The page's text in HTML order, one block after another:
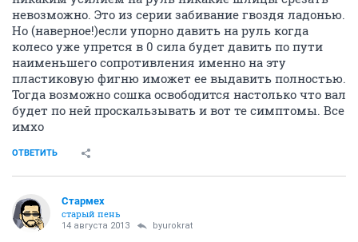
невозможно. Это из серии забивание гвоздя ладонью.
Но (наверное!)если упорно давить на руль когда
колесо уже упрется в 0 сила будет давить по пути
наименьшего сопротивления именно на эту
пластиковую фигню иможет ее выдавить полностью.
Тогда возможно сошка освободится настолько что вал
будет по ней проскальзывать и вот те симптомы. Все
имхо
ОТВЕТИТЬ
Стармех
старый пень
14 августа 2013 byurokrat